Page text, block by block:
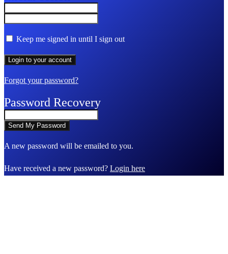
Keep me signed in until I sign out
Forgot your password?
Password Recovery
A new password will be emailed to you.
Have received a new password? Login here